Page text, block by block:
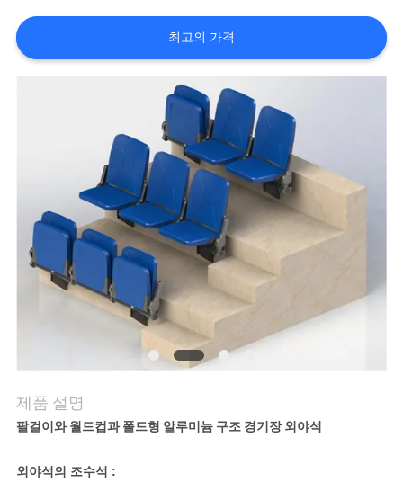
장
여
주
세
요
최고의 가격
제품 설명
팔걸이와 월드컵과 폴드형 알루미늄 구조 경기장 외야석
외야석의 조수석 :